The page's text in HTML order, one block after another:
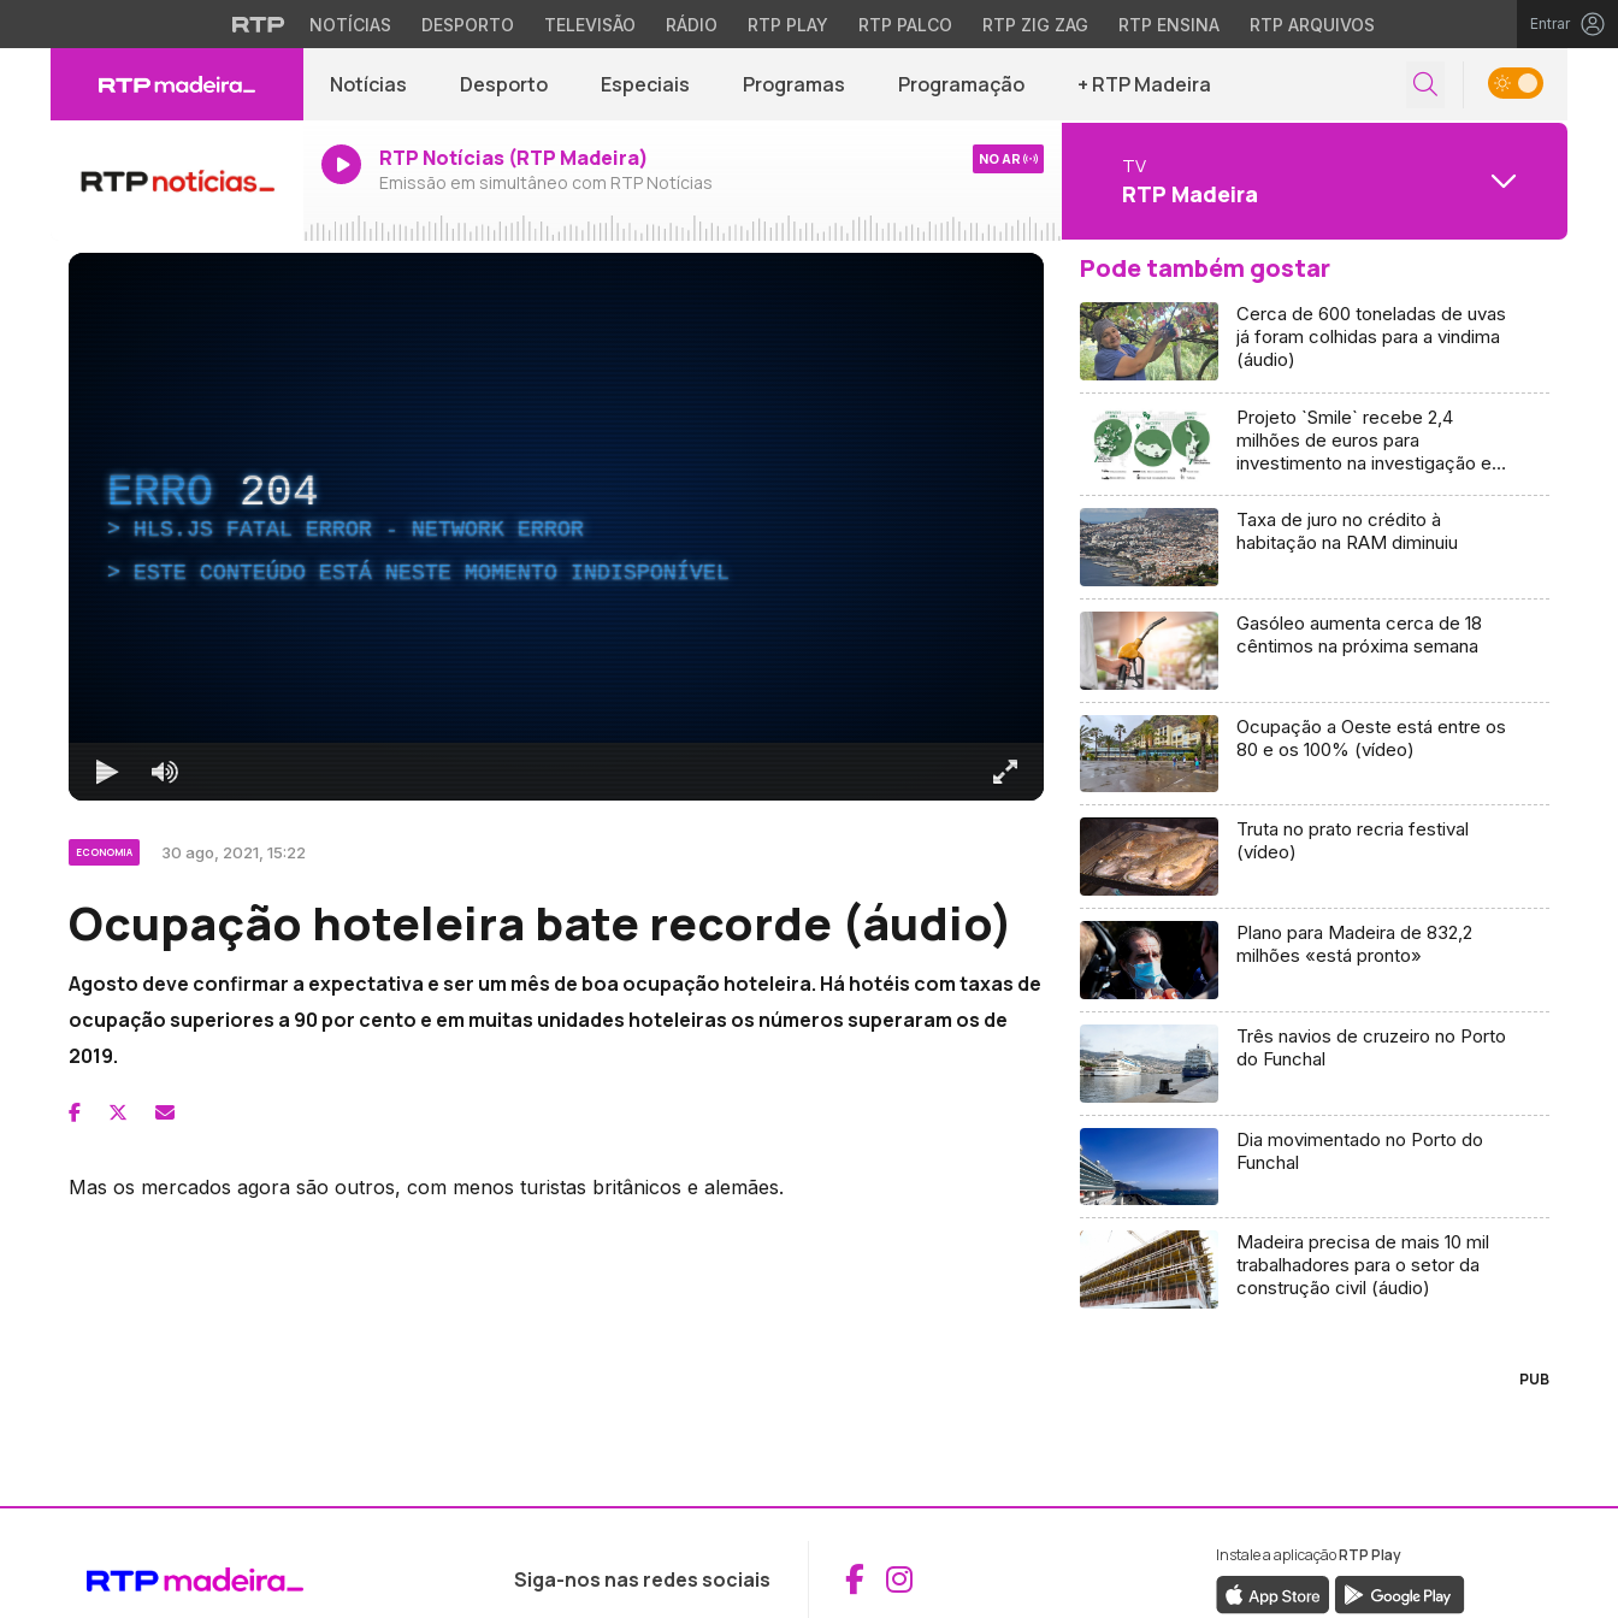
NOTÍCIAS DESPORTO TELEVISÃO RÁDIO RTP PLAY RTP PALCO RTP ZIG ZAG RTP ENSINA RTP ARQUIVOS Entrar
Notícias Desporto Especiais Programas Programação + RTP Madeira
RTP Notícias (RTP Madeira)
Emissão em simultâneo com RTP Notícias
NO AR TV
RTP Madeira
ERRO 204
HLS.JS FATAL ERROR - NETWORK ERROR
ESTE CONTEÚDO ESTÁ NESTE MOMENTO INDISPONÍVEL
ECONOMIA 30 ago, 2021, 15:22
Ocupação hoteleira bate recorde (áudio)
Agosto deve confirmar a expectativa e ser um mês de boa ocupação hoteleira. Há hotéis com taxas de
ocupação superiores a 90 por cento e em muitas unidades hoteleiras os números superaram os de
2019.
Mas os mercados agora são outros, com menos turistas britânicos e alemães.
Pode também gostar
Cerca de 600 toneladas de uvas
já foram colhidas para a vindima
(áudio)
Projeto `Smile` recebe 2,4
milhões de euros para
investimento na investigação e
Taxa de juro no crédito à
habitação na RAM diminuiu
Gasóleo aumenta cerca de 18
cêntimos na próxima semana
Ocupação a Oeste está entre os
80 e os 100% (vídeo)
Truta no prato recria festival
(vídeo)
Plano para Madeira de 832,2
milhões «está pronto»
Três navios de cruzeiro no Porto
do Funchal
Dia movimentado no Porto do
Funchal
Madeira precisa de mais 10 mil
trabalhadores para o setor da
construção civil (áudio)
PUB
Siga-nos nas redes sociais Aceder ao Facebook da RTP Madeira
Aceder ao Instagram da RTP Madeira
Instale a aplicaçãoRTP Play